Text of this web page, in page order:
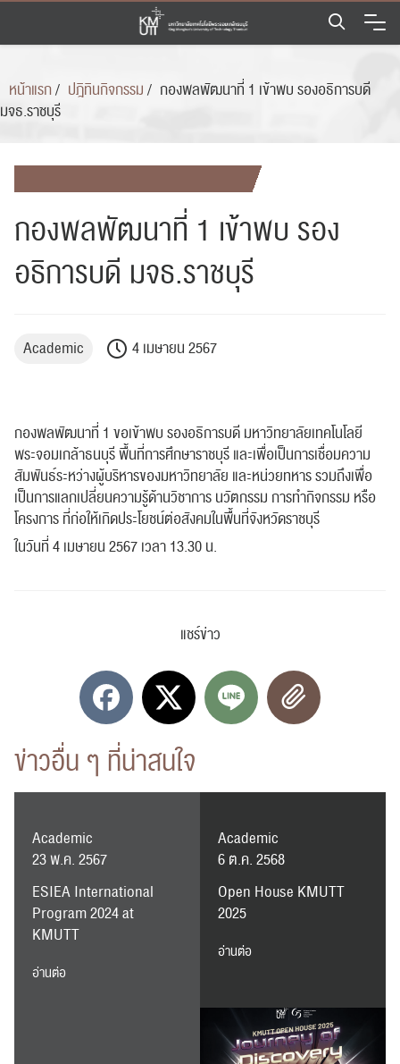
Skip
content
หน้าแรก/ ปฎิทินกิจกรรม/ กองพลพัฒนาที่ 1 เข้าพบ รองอธิการบดี
มจธ.ราชบุรี
กองพลพัฒนาที่ 1 เข้าพบ รอง
อธิการบดี มจธ.ราชบุรี
Academic 4 เมษายน 2567
กองพลพัฒนาที่ 1 ขอเข้าพบ รองอธิการบดี มหาวิทยาลัยเทคโนโลยี
พระจอมเกล้าธนบุรี พื้นที่การศึกษาราชบุรี และเพื่อเป็นการเชื่อมความ
สัมพันธ์ระหว่างผู้บริหารของมหาวิทยาลัย และหน่วยทหาร รวมถึงเพื่อ
เป็นการแลกเปลี่ยนความรู้ด้านวิชาการ นวัตกรรม การทํากิจกรรม หรือ
โครงการ ที่ก่อให้เกิดประโยชน์ต่อสังคมในพื้นที่จังหวัดราชบุรี
ในวันที่ 4 เมษายน 2567 เวลา 13.30 น.
แชร์ข่าว
ข่าวอื่น ๆ ที่น่าสนใจ
Academic
23 พ.ค. 2567
ESIEA International
Program 2024 at
KMUTT
อ่านต่อ
Academic
6 ต.ค. 2568
Open House KMUTT
2025
อ่านต่อ